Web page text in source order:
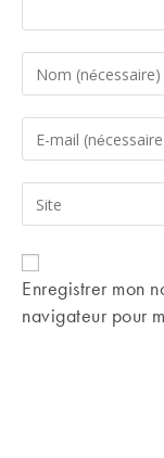
Enter
your
name
comment
Enter
your
email
address
comment
Saisir
l’URL
de
votre
(facultatif)
Enregistrer mon
navigateur pour